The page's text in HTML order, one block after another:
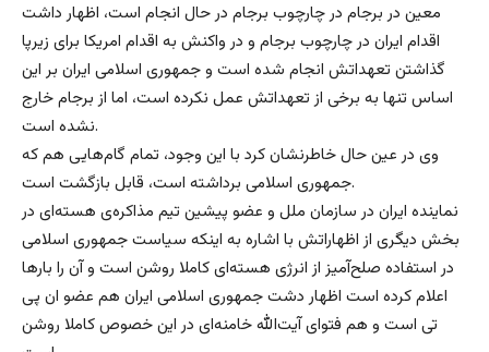
معین در برجام در چارچوب برجام در حال انجام است،‌ اظهار داشت
اقدام ایران در چارچوب برجام و در واکنش به اقدام امریکا برای زیرپا
گذاشتن تعهداتش انجام شده است و جمهوری اسلامی ایران بر این
اساس تنها به برخی از تعهداتش عمل نکرده است، اما از برجام خارج
نشده است.
وی در عین حال خاطرنشان کرد با این وجود، تمام گام‌هایی هم که
جمهوری اسلامی برداشته است، قابل بازگشت است.
نماینده ایران در سازمان ملل و عضو پیشین تیم مذاکره‌ی هسته‌ای در
بخش دیگری از اظهاراتش با اشاره به اینکه سیاست جمهوری اسلامی
در استفاده صلح‌آمیز از انرژی هسته‌ای کاملا روشن است و آن را بارها
اعلام کرده است اظهار دشت جمهوری اسلامی ایران هم عضو ان پی
تی است و هم فتوای آیت‌الله خامنه‌ای در این خصوص کاملا روشن